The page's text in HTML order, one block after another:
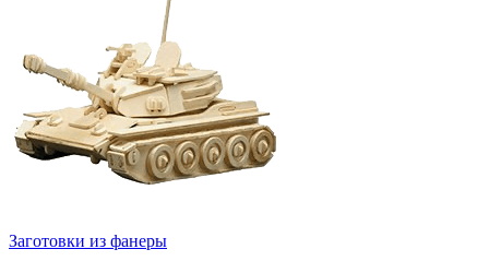
Заготовки из фанеры